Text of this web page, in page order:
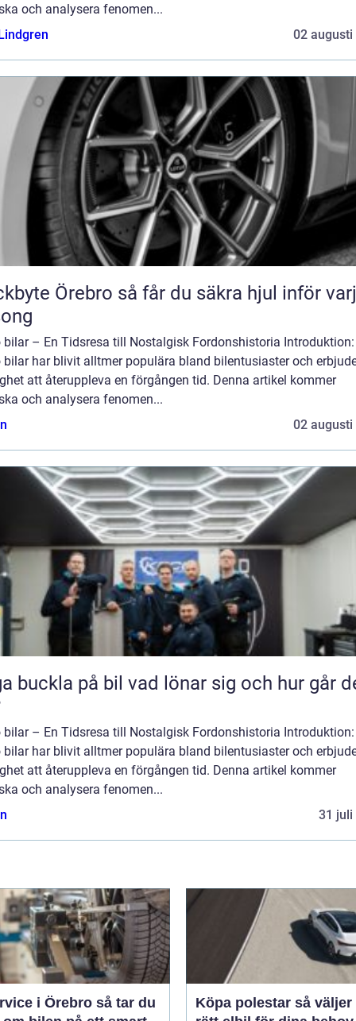
och analysera fenomen...
02 augusti
så får du säkra hjul inför varje
bilar – En Tidsresa till Nostalgisk Fordonshistoria Introduktion:
bilar har blivit alltmer populära bland bilentusiaster och
att återuppleva en förgången tid. Denna artikel kommer
och analysera fenomen...
02 augusti
på bil vad lönar sig och hur går det
bilar – En Tidsresa till Nostalgisk Fordonshistoria Introduktion:
bilar har blivit alltmer populära bland bilentusiaster och
att återuppleva en förgången tid. Denna artikel kommer
och analysera fenomen...
31 juli
i Örebro så tar du
Köpa polestar så väljer du